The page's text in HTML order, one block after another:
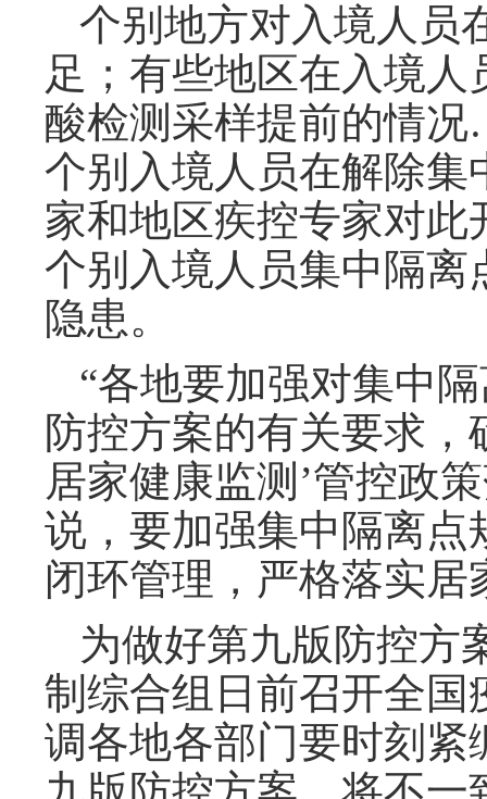
个别地方对入境人员
足；有些地区在入境
酸检测采样提前的情
个别入境人员在解除
家和地区疾控专家对
个别入境人员集中隔
隐患。
“各地要加强对集中
防控方案的有关要求，
居家健康监测’管控政
说，要加强集中隔离
闭环管理，严格落实居
为做好第九版防控方
制综合组日前召开全
调各地各部门要时刻